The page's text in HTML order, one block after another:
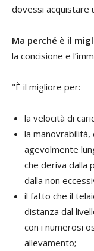
dovessi acquistare
Ma perché è il
la concisione e
"È il migliore per:
la velocità di
la manovrabilità,
agevolmente
che deriva dalla
dalla non
il fatto che il
distanza dal
con i numerosi
allevamento;